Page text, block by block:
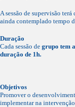
A sessão de supervisão
ainda contemplado tempo
Duração
Cada sessão de grupo tem
duração de 1h.
Objetivos
Promover o
implementar na